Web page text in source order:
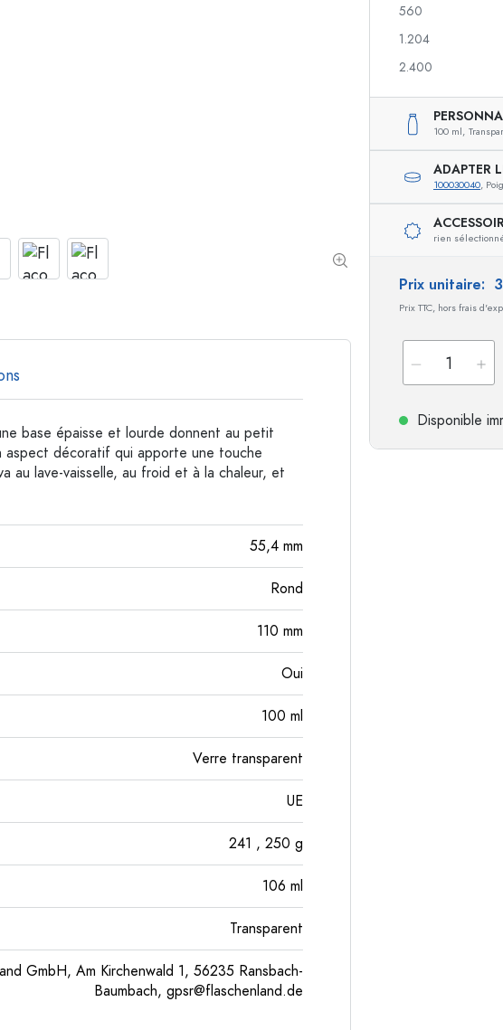
Bouteilles de gin
Bouteilles de Noël
Bouteilles décoratives
long
Bouteilles cylindriques
560
1.204
2.400
100 ml,
ADAPTER
100030040,
rien
Prix unitaire:
Prix TTC, hors frais
Disponible
base épaisse et lourde donnent au petit
décoratif qui apporte une touche
au lave-vaisselle, au froid et à la chaleur, et
55,4 mm
Rond
110 mm
Oui
100 ml
Verre transparent
UE
241 , 250 g
106 ml
Transparent
GmbH, Am Kirchenwald 1, 56235 Ransbach-
Baumbach, gpsr@flaschenland.de